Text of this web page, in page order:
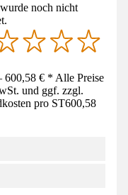
noch nicht
€ * Alle Preise
und ggf. zzgl.
pro ST600,58